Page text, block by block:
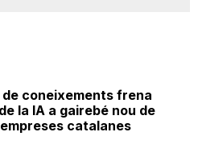
de coneixements frena
la IA a gairebé nou de
catalanes